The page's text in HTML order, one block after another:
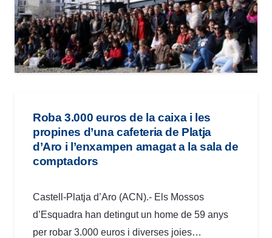
Roba 3.000 euros de la caixa i les
propines d’una cafeteria de Platja
d’Aro i l’enxampen amagat a la sala de
comptadors
Castell-Platja d’Aro (ACN).- Els Mossos
d’Esquadra han detingut un home de 59 anys
per robar 3.000 euros i diverses joies…